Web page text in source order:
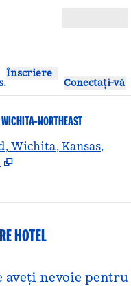
Înscriere
Conectați-vă
NORTHEAST
Wichita, Kansas,
HOTEL
aveți nevoie pentru